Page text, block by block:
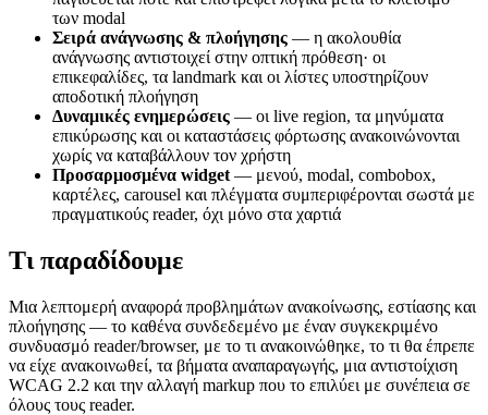
των modal
Σειρά ανάγνωσης & πλοήγησης — η ακολουθία
ανάγνωσης αντιστοιχεί στην οπτική πρόθεση· οι
επικεφαλίδες, τα landmark και οι λίστες υποστηρίζουν
αποδοτική πλοήγηση
Δυναμικές ενημερώσεις — οι live region, τα μηνύματα
επικύρωσης και οι καταστάσεις φόρτωσης ανακοινώνονται
χωρίς να καταβάλλουν τον χρήστη
Προσαρμοσμένα widget — μενού, modal, combobox,
καρτέλες, carousel και πλέγματα συμπεριφέρονται σωστά με
πραγματικούς reader, όχι μόνο στα χαρτιά
Τι παραδίδουμε
Μια λεπτομερή αναφορά προβλημάτων ανακοίνωσης, εστίασης και
πλοήγησης — το καθένα συνδεδεμένο με έναν συγκεκριμένο
συνδυασμό reader/browser, με το τι ανακοινώθηκε, το τι θα έπρεπε
να είχε ανακοινωθεί, τα βήματα αναπαραγωγής, μια αντιστοίχιση
WCAG 2.2 και την αλλαγή markup που το επιλύει με συνέπεια σε
όλους τους reader.